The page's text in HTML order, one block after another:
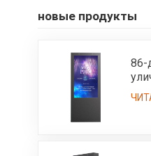
новые продукты
на